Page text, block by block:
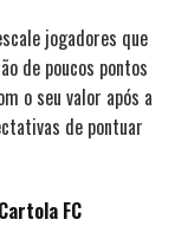
jogadores que
de poucos pontos
o seu valor após a
de pontuar
FC